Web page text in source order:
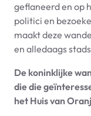
geflaneerd en op
politici en
maakt deze
en alledaags
De koninklijke
die die
het Huis van